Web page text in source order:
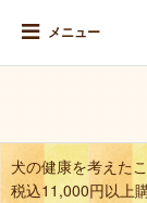
メニュー
犬の健康を考えた
税込11,000円以上